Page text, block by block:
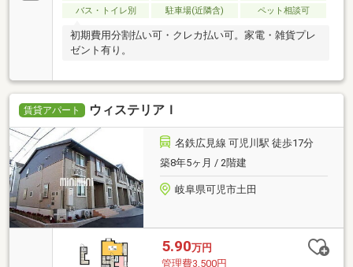
バス・トイレ別
駐車場(近隣含) ペット相談可
初期費用分割払い可・クレカ払い可。家電・雑貨プレ
ゼント有り。
賃貸アパート ウィステリアＩ
名鉄広見線 可児川駅 徒歩17分
築8年5ヶ月 / 2階建
岐阜県可児市土田
5.90万円
管理費3,500円